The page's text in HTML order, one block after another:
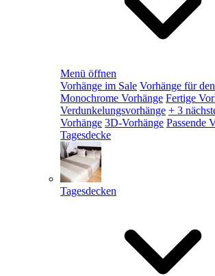
Menü öffnen
Vorhänge im Sale Vorhänge für
Monochrome Vorhänge Fertige
Verdunkelungsvorhänge + 3
Vorhänge 3D-Vorhänge Passende
Tagesdecke
Tagesdecken